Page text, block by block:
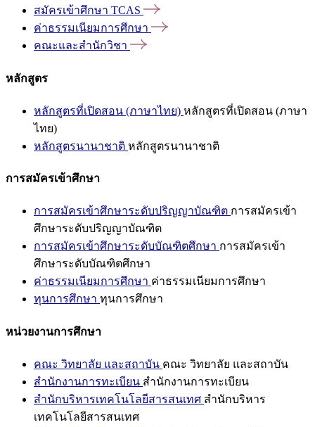
สมัครเข้าศึกษา TCAS
ค่าธรรมเนียมการศึกษา
คณะและสำนักวิชา
หลักสูตร
หลักสูตรที่เปิดสอน (ภาษาไทย) หลักสูตรที่เปิดสอน (ภาษา
ไทย)
หลักสูตรนานาชาติ หลักสูตรนานาชาติ
การสมัครเข้าศึกษา
การสมัครเข้าศึกษาระดับปริญญาบัณฑิต การสมัครเข้า
ศึกษาระดับปริญญาบัณฑิต
การสมัครเข้าศึกษาระดับบัณฑิตศึกษา การสมัครเข้า
ศึกษาระดับบัณฑิตศึกษา
ค่าธรรมเนียมการศึกษา ค่าธรรมเนียมการศึกษา
ทุนการศึกษา ทุนการศึกษา
หน่วยงานการศึกษา
คณะ วิทยาลัย และสถาบัน คณะ วิทยาลัย และสถาบัน
สำนักงานการทะเบียน สำนักงานการทะเบียน
สำนักบริหารเทคโนโลยีสารสนเทศ สำนักบริหาร
เทคโนโลยีสารสนเทศ